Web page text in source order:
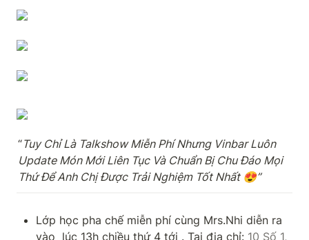
“Tuy Chỉ Là Talkshow Miễn Phí Nhưng Vinbar Luôn
Update Món Mới Liên Tục Và Chuẩn Bị Chu Đáo Mọi
Thứ Để Anh Chị Được Trải Nghiệm Tốt Nhất 😍”
Lớp học pha chế miễn phí cùng Mrs.Nhi diễn ra
vào  lúc 13h chiều thứ 4 tới . Tại địa chỉ: 10 Số 1,